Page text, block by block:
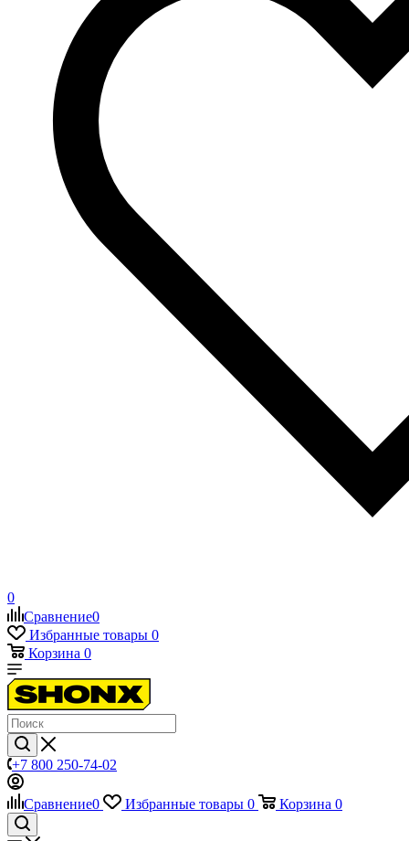
0
Сравнение0
Избранные товары 0
Корзина 0
+7 800 250-74-02
Сравнение0 Избранные товары 0 Корзина 0